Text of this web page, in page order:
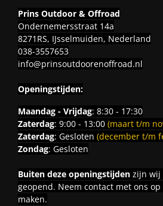
Prins Outdoor & Offroad
Ondernemersstraat 14a
8271RS, IJsselmuiden, Nederland
038-3557653
info@prinsoutdoorenoffroad.nl
Openingstijden:
Maandag - Vrijdag: 8:30 - 17:30
Zaterdag: 9:00 - 13:00 (maart t/m
Zaterdag: Gesloten (december t/m
Zondag: Gesloten
Buiten deze openingstijdenzijn wij
geopend. Neem contact met ons
maken.